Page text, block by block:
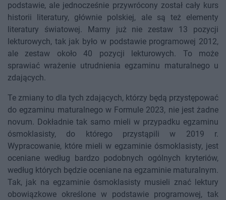
podstawie, ale jednocześnie przywrócony został cały kurs
historii literatury, głównie polskiej, ale są też elementy
literatury światowej. Mamy już nie zestaw 13 pozycji
lekturowych, tak jak było w podstawie programowej 2012,
ale zestaw około 40 pozycji lekturowych. To może
sprawiać wrażenie utrudnienia egzaminu maturalnego u
zdających.
Te zmiany to dla tych zdających, którzy będą przystępować
do egzaminu maturalnego w Formule 2023, nie jest żadne
novum. Dokładnie tak samo mieli w przypadku egzaminu
ósmoklasisty, do którego przystąpili w 2019 r.
Wypracowanie, które mieli w egzaminie ósmoklasisty, jest
oceniane według bardzo podobnych ogólnych kryteriów,
według których będzie oceniane na egzaminie maturalnym.
Tak, jak na egzaminie ósmoklasisty musieli znać lektury
obowiązkowe określone w podstawie programowej, tak